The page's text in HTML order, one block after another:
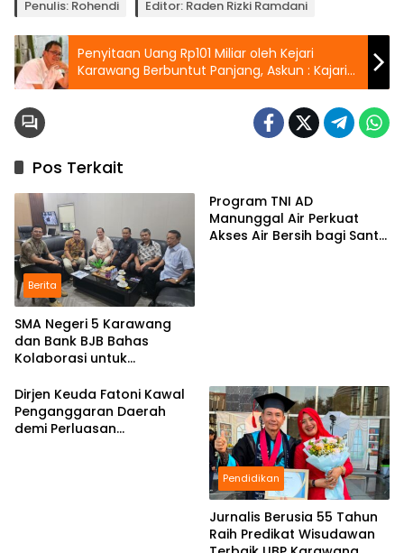
Penulis: Rohendi Editor: Raden Rizki Ramdani
Penyitaan Uang Rp101 Miliar oleh Kejari
Karawang Berbuntut Panjang, Askun : Kajari
Offside, Kalau Butuh Panggung Saya
Pos Terkait
Berita
SMA Negeri 5 Karawang
dan Bank BJB Bahas
Kolaborasi untuk
Pendidikan
Program TNI AD
Manunggal Air Perkuat
Akses Air Bersih bagi Santri
Dirjen Keuda Fatoni Kawal
Penganggaran Daerah
demi Perluasan
Pendidikan
Jurnalis Berusia 55 Tahun
Raih Predikat Wisudawan